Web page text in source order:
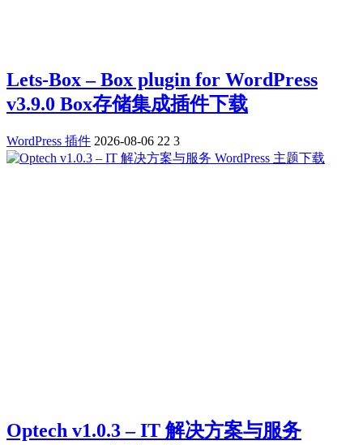
Lets-Box – Box plugin for WordPress
v3.9.0 Box存储集成插件下载
WordPress 插件 2026-08-06 22 3
Optech v1.0.3 – IT 解决方案与服务